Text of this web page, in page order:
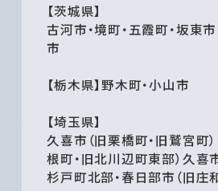
【茨城県】
古河市・境町・五霞町・坂東
市
【栃木県】野木町・小山市
【埼玉県】
久喜市（旧栗橋町・旧鷲宮町
根町・旧北川辺町東部）久喜
杉戸町北部・春日部市（旧庄